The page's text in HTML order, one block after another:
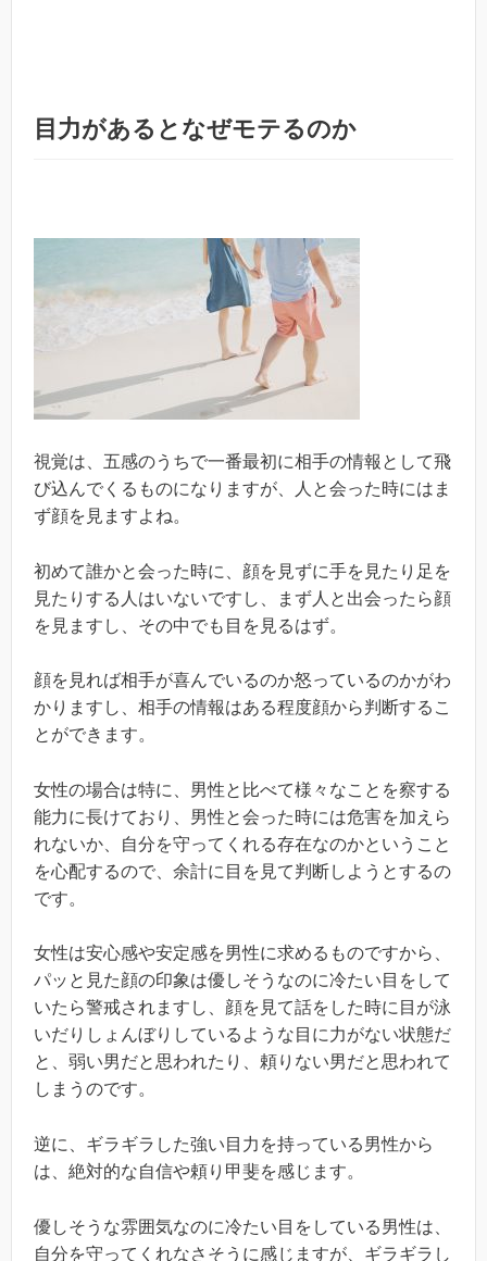
目力があるとなぜモテるのか
視覚は、五感のうちで一番最初に相手の情報として飛
び込んでくるものになりますが、人と会った時にはま
ず顔を見ますよね。
初めて誰かと会った時に、顔を見ずに手を見たり足を
見たりする人はいないですし、まず人と出会ったら顔
を見ますし、その中でも目を見るはず。
顔を見れば相手が喜んでいるのか怒っているのかがわ
かりますし、相手の情報はある程度顔から判断するこ
とができます。
女性の場合は特に、男性と比べて様々なことを察する
能力に長けており、男性と会った時には危害を加えら
れないか、自分を守ってくれる存在なのかということ
を心配するので、余計に目を見て判断しようとするの
です。
女性は安心感や安定感を男性に求めるものですから、
パッと見た顔の印象は優しそうなのに冷たい目をして
いたら警戒されますし、顔を見て話をした時に目が泳
いだりしょんぼりしているような目に力がない状態だ
と、弱い男だと思われたり、頼りない男だと思われて
しまうのです。
逆に、ギラギラした強い目力を持っている男性から
は、絶対的な自信や頼り甲斐を感じます。
優しそうな雰囲気なのに冷たい目をしている男性は、
自分を守ってくれなさそうに感じますが、ギラギラし